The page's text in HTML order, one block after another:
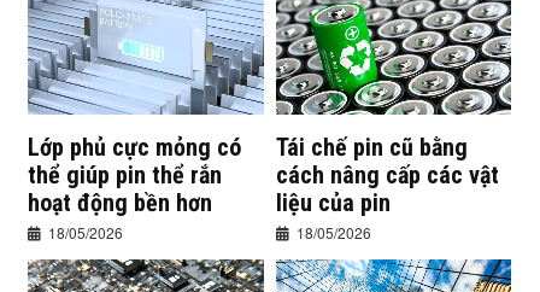
Lớp phủ cực mỏng có
thể giúp pin thể rắn
hoạt động bền hơn
18/05/2026
Tái chế pin cũ bằng
cách nâng cấp các vật
liệu của pin
18/05/2026